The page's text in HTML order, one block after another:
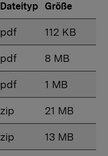
Dateityp Größe
pdf 112 KB
pdf 8 MB
pdf 1 MB
zip 21 MB
zip 13 MB